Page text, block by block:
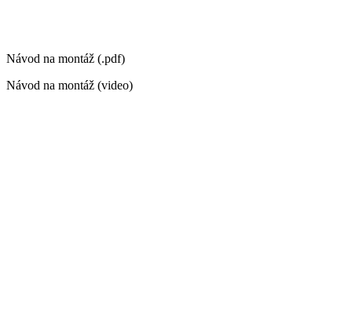
Návod na montáž (.pdf)
Návod na montáž (video)